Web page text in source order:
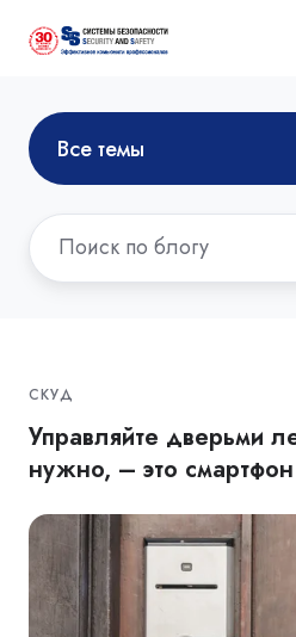
Все темы
СКУД
Управляйте дверьми
нужно, – это смартфон